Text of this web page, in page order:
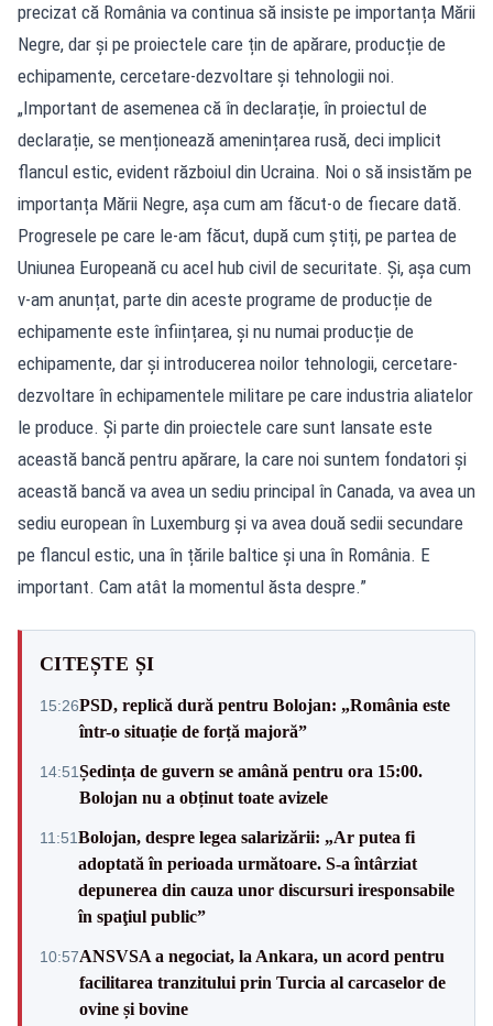
precizat că România va continua să insiste pe importanța Mării
Negre, dar și pe proiectele care țin de apărare, producție de
echipamente, cercetare-dezvoltare și tehnologii noi.
„Important de asemenea că în declarație, în proiectul de
declarație, se menționează amenințarea rusă, deci implicit
flancul estic, evident războiul din Ucraina. Noi o să insistăm pe
importanța Mării Negre, așa cum am făcut-o de fiecare dată.
Progresele pe care le-am făcut, după cum știți, pe partea de
Uniunea Europeană cu acel hub civil de securitate. Și, așa cum
v-am anunțat, parte din aceste programe de producție de
echipamente este înființarea, și nu numai producție de
echipamente, dar și introducerea noilor tehnologii, cercetare-
dezvoltare în echipamentele militare pe care industria aliatelor
le produce. Și parte din proiectele care sunt lansate este
această bancă pentru apărare, la care noi suntem fondatori și
această bancă va avea un sediu principal în Canada, va avea un
sediu european în Luxemburg și va avea două sedii secundare
pe flancul estic, una în țările baltice și una în România. E
important. Cam atât la momentul ăsta despre.”
CITEȘTE ȘI
15:26PSD, replică dură pentru Bolojan: „România este
într-o situație de forță majoră”
14:51Ședința de guvern se amână pentru ora 15:00.
Bolojan nu a obținut toate avizele
11:51Bolojan, despre legea salarizării: „Ar putea fi
adoptată în perioada următoare. S-a întârziat
depunerea din cauza unor discursuri iresponsabile
în spaţiul public”
10:57ANSVSA a negociat, la Ankara, un acord pentru
facilitarea tranzitului prin Turcia al carcaselor de
ovine și bovine